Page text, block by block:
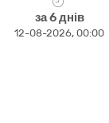
за 6 днів
12-08-2026, 00:00